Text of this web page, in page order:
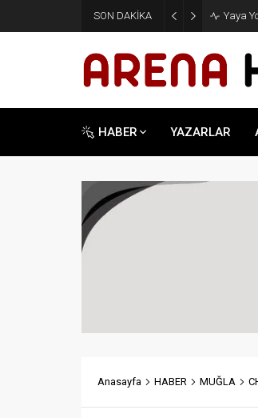
SON DAKİKA Yaya
HABER YAZARLAR
Anasayfa HABER MUĞLA